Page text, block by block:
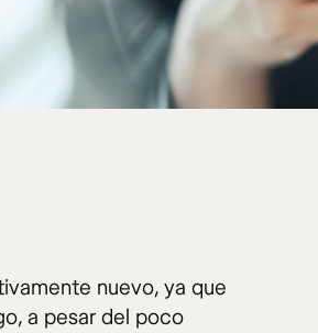
nuevo, ya que
a pesar del poco